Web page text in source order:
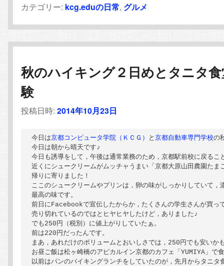
カテゴリー: kcg.eduの日常, グルメ
秋のハイキング２日めとタニタ
験
投稿日時:2014年10月23日
今日は京都コンピュータ学院（ＫＣＧ） と京都自動車専門学校の
今日は朝から晴天です♪
今日も誘導をして，午後は通常業務のため，京都駅前校に戻るこ
近くにシュークリームがムッチャうまい「京都大原山田農園たま
帰りに寄りました！
ここのシュークリームやプリンは，卵の味がしっかりしていて，
最高の味です。
前日にFacebookで宣伝したからか，たくさんの学生さんが買っ
売り切れているのではとヒヤヒヤしたけど，ありました♪
でも250円（税別）に値上がりしていたぁ。
前は220円だったんです。
まあ，あれだけのボリュームとおいしさでは，250円でも安いか
お昼ご飯は松ヶ崎橋のアピカルイン京都のカフェ「YUMIYA」で
以前はパンのバイキングランチをしていたのが，先月からタニタ